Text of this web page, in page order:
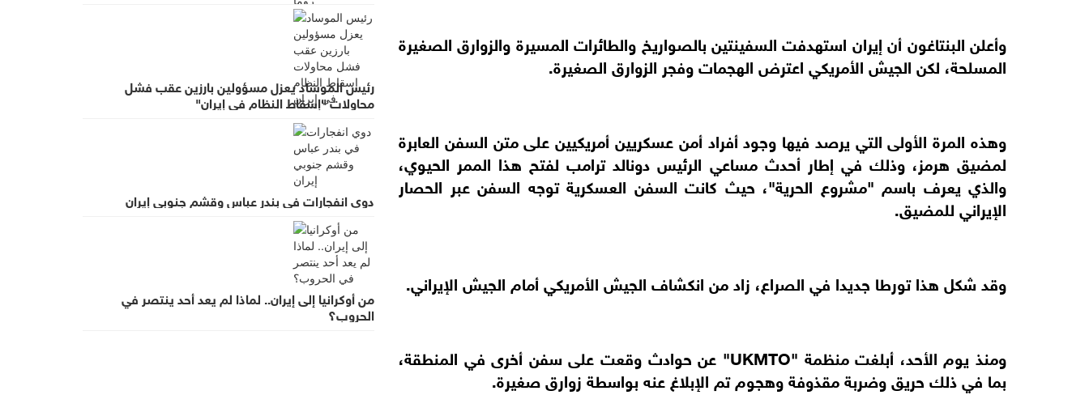
وأعلن البنتاغون أن إيران استهدفت السفينتين بالصواريخ والطائرات المسيرة والزوارق الصغيرة
المسلحة، لكن الجيش الأمريكي اعترض الهجمات وفجر الزوارق الصغيرة.
وهذه المرة الأولى التي يرصد فيها وجود أفراد أمن عسكريين أمريكيين على متن السفن العابرة
لمضيق هرمز، وذلك في إطار أحدث مساعي الرئيس دونالد ترامب لفتح هذا الممر الحيوي،
والذي يعرف باسم "مشروع الحرية"، حيث كانت السفن العسكرية توجه السفن عبر الحصار
الإيراني للمضيق.
وقد شكل هذا تورطا جديدا في الصراع، زاد من انكشاف الجيش الأمريكي أمام الجيش الإيراني.
ومنذ يوم الأحد، أبلغت منظمة "UKMTO" عن حوادث وقعت على سفن أخرى في المنطقة،
بما في ذلك حريق وضربة مقذوفة وهجوم تم الإبلاغ عنه بواسطة زوارق صغيرة.
رئيس الموساد يعزل مسؤولين بارزين عقب فشل
محاولات "إسقاط النظام في إيران"
دوي انفجارات في بندر عباس وقشم جنوبي إيران
من أوكرانيا إلى إيران.. لماذا لم يعد أحد ينتصر في
الحروب؟